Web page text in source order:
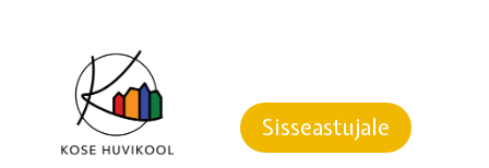
Sisseastujale
KOSE HUVIKOOLI
KUNSTI- JA
TEHNIKAOSAKONNA